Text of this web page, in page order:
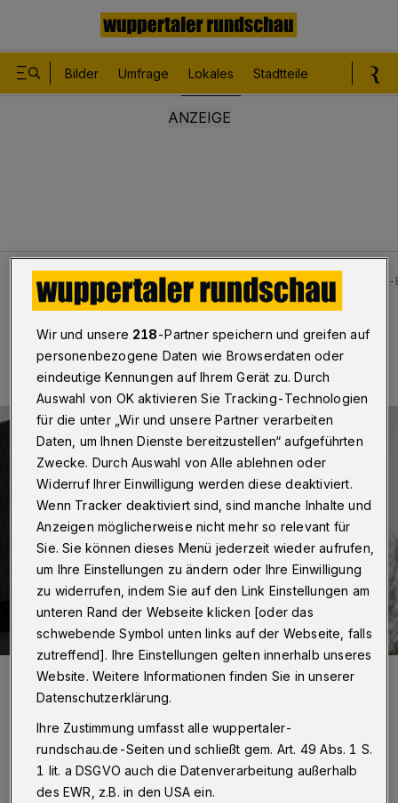
Bilder Umfrage Lokales Stadtteile
Lokales Bilder: Polizei-Übung in Wuppertal zur Fußball-
Bilderstrecke
Polizei-Übung zur EM 2024
Wir und unsere 218-Partner speichern und greifen auf
personenbezogene Daten wie Browserdaten oder
eindeutige Kennungen auf Ihrem Gerät zu. Durch
Auswahl von OK aktivieren Sie Tracking-Technologien
für die unter „Wir und unsere Partner verarbeiten
Daten, um Ihnen Dienste bereitzustellen“ aufgeführten
Zwecke. Durch Auswahl von Alle ablehnen oder
Widerruf Ihrer Einwilligung werden diese deaktiviert.
Wenn Tracker deaktiviert sind, sind manche Inhalte und
Anzeigen möglicherweise nicht mehr so relevant für
Sie. Sie können dieses Menü jederzeit wieder aufrufen,
um Ihre Einstellungen zu ändern oder Ihre Einwilligung
zu widerrufen, indem Sie auf den Link Einstellungen am
unteren Rand der Webseite klicken [oder das
schwebende Symbol unten links auf der Webseite, falls
zutreffend]. Ihre Einstellungen gelten innerhalb unseres
Website. Weitere Informationen finden Sie in unserer
Datenschutzerklärung.
Ihre Zustimmung umfasst alle wuppertaler-
rundschau.de-Seiten und schließt gem. Art. 49 Abs. 1 S.
1 lit. a DSGVO auch die Datenverarbeitung außerhalb
des EWR, z.B. in den USA ein.